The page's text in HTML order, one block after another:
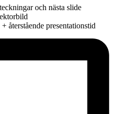
och nästa slide
återstående presentationstid